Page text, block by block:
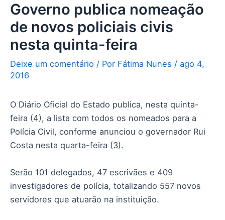
Governo publica nomeação
de novos policiais civis
nesta quinta-feira
Deixe um comentário / Por Fátima Nunes / ago 4,
2016
O Diário Oficial do Estado publica, nesta quinta-
feira (4), a lista com todos os nomeados para a
Polícia Civil, conforme anunciou o governador Rui
Costa nesta quarta-feira (3).
Serão 101 delegados, 47 escrivães e 409
investigadores de polícia, totalizando 557 novos
servidores que atuarão na instituição.